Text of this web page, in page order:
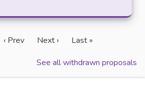
‹ Prev Next ›
Last »
See all withdrawn proposals